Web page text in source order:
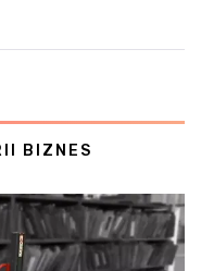
BIZNES